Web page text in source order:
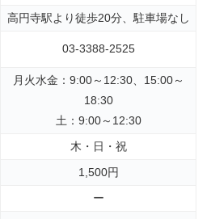
高円寺駅より徒歩20分、駐車場なし
03-3388-2525
月火水金：9:00～12:30、15:00～
18:30
土：9:00～12:30
木・日・祝
1,500円
ー